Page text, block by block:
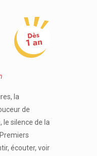
la
de
le silence de la
écouter, voir